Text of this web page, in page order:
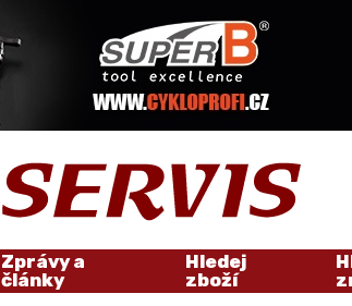
Zprávy a
články
Hledej
zboží